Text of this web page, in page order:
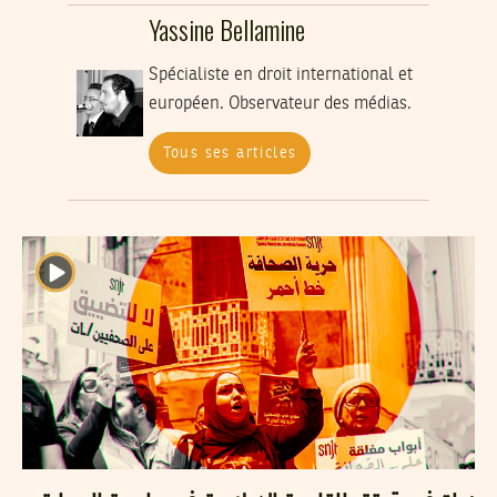
Yassine Bellamine
Spécialiste en droit international et
européen. Observateur des médias.
Tous ses articles